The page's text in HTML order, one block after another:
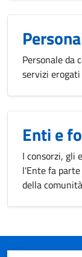
Personale da
servizi
Enti e
I consorzi, gli
l'Ente fa
della